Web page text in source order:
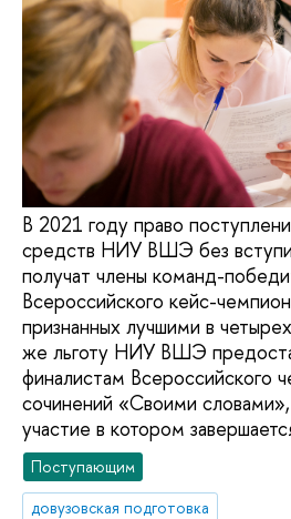
В 2021 году право
средств НИУ ВШЭ без
получат члены команд-
Всероссийского кейс-
признанных лучшими в
же льготу НИУ ВШЭ
финалистам Всероссийского
сочинений «Своими
участие в котором
Поступающим
довузовская подготовка